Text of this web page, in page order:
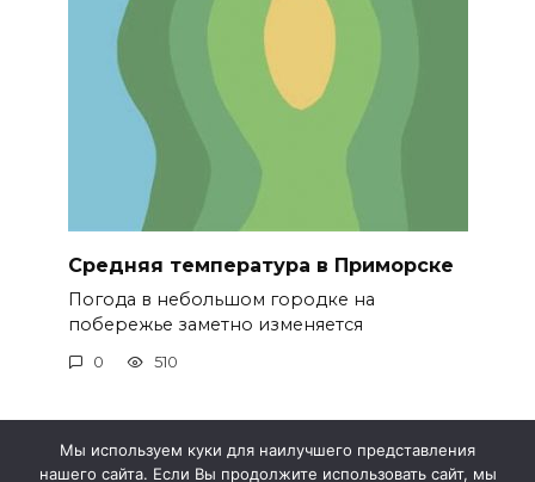
Средняя температура в Приморске
Погода в небольшом городке на
побережье заметно изменяется
0 510
Мы используем куки для наилучшего представления
нашего сайта. Если Вы продолжите использовать сайт, мы